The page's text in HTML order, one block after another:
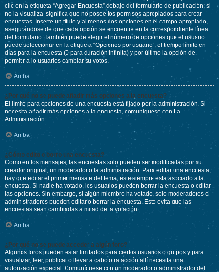
clic en la etiqueta “Agregar Encuesta” debajo del formulario de publicación; si
no la visualiza, significa que no posee los permisos apropiados para crear
encuestas. Inserte un título y al menos dos opciones en el campo apropiado,
asegurándose de que cada opción se encuentre en la correspondiente línea
del formulario. También puede elegir el número de opciones que el usuario
puede seleccionar en la etiqueta “Opciones por usuario”, el tiempo límite en
días para la encuesta (0 para duración infinita) y por último la opción de
permitir a lo usuarios cambiar su votos.
Arriba
¿Por qué no se puede añadir más opciones a la encuesta?
El límite para opciones de una encuesta está fijado por la administración. Si
necesita añadir más opciones a la encuesta, comuníquese con La
Administración.
Arriba
¿Cómo edito o borro una encuesta?
Como en los mensajes, las encuestas solo pueden ser modificadas por su
creador original, un moderador o la administración. Para editar una encuesta,
hay que editar el primer mensaje del tema; este siempre esta asociado a la
encuesta. Si nadie ha votado, los usuarios pueden borrar la encuesta o editar
las opciones. Sin embargo, si algún miembro ha votado, solo moderadores o
administradores pueden editar o borrar la encuesta. Esto evita que las
encuestas sean cambiadas a mitad de la votación.
Arriba
¿Por qué no se puede acceder a algún foro?
Algunos foros pueden estar limitados para ciertos usuarios o grupos y para
visualizar, leer, publicar o llevar a cabo otra acción allí necesita una
autorización especial. Comuníquese con un moderador o administrador del